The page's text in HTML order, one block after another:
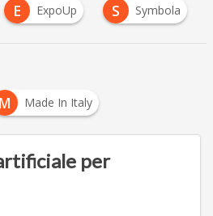
E ExpoUp S Symbola
M Made In Italy
per